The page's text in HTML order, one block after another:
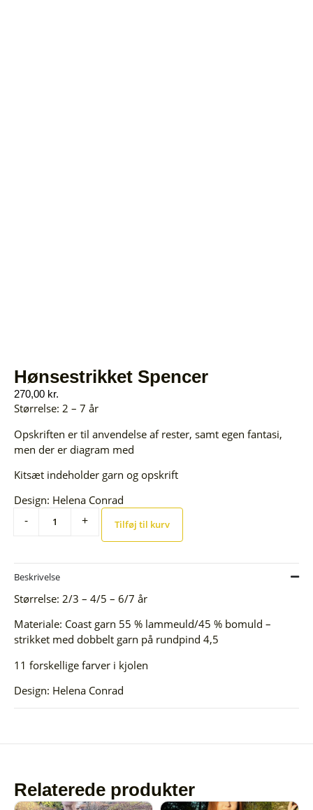
Hønsestrikket Spencer
270,00 kr.
Størrelse: 2 – 7 år
Opskriften er til anvendelse af rester, samt egen fantasi,
men der er diagram med
Kitsæt indeholder garn og opskrift
Design: Helena Conrad
- + Tilføj til kurv
Beskrivelse
Størrelse: 2/3 – 4/5 – 6/7 år
Materiale: Coast garn 55 % lammeuld/45 % bomuld –
strikket med dobbelt garn på rundpind 4,5
11 forskellige farver i kjolen
Design: Helena Conrad
Relaterede produkter